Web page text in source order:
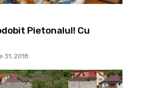
Pietonalul! Cu
31, 2018